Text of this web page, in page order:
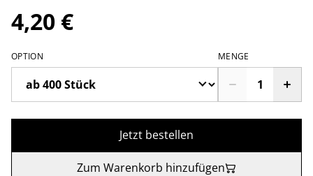
4,20 €
OPTION MENGE
Jetzt bestellen
Zum Warenkorb hinzufügen